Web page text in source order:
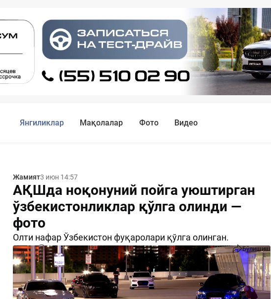
Янгиликлар Мақолалар Фото Видео
Жамият3 июн 14:57
АҚШда ноқонуний пойга уюштирган
ўзбекистонликлар қўлга олинди —
фото
Олти нафар Ўзбекистон фуқаролари қўлга олинган.
1182 0 Бўлишиш